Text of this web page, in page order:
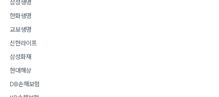
삼성생명
한화생명
교보생명
신한라이프
삼성화재
현대해상
DB손해보험